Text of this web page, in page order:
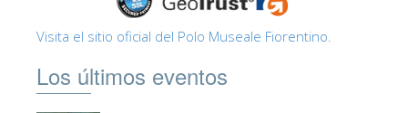
Visita el sitio oficial del Polo Museale Fiorentino.
Los últimos eventos